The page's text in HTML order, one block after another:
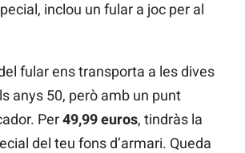
inclou un fular a joc per al
fular ens transporta a les dives
anys 50, però amb un punt
Per49,99 euros, tindràs la
del teu fons d’armari. Queda